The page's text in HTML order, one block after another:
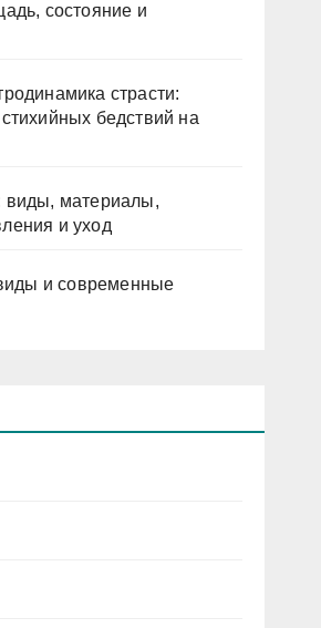
состояние и
страсти:
бедствий на
материалы,
и уход
и современные